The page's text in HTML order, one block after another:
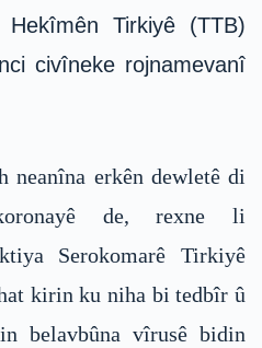
Hekîmên Tirkiyê (TTB)
civîneke rojnamevanî
erkên dewletê di
de, rexne li
Serokomarê Tirkiyê
kirin ku niha bi tedbîr û
belavbûna vîrusê bidin